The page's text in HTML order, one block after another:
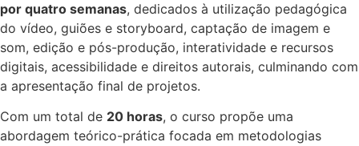
por quatro semanas, dedicados à utilização pedagógica
do vídeo, guiões e storyboard, captação de imagem e
som, edição e pós-produção, interatividade e recursos
digitais, acessibilidade e direitos autorais, culminando com
a apresentação final de projetos.
Com um total de 20 horas, o curso propõe uma
abordagem teórico-prática focada em metodologias